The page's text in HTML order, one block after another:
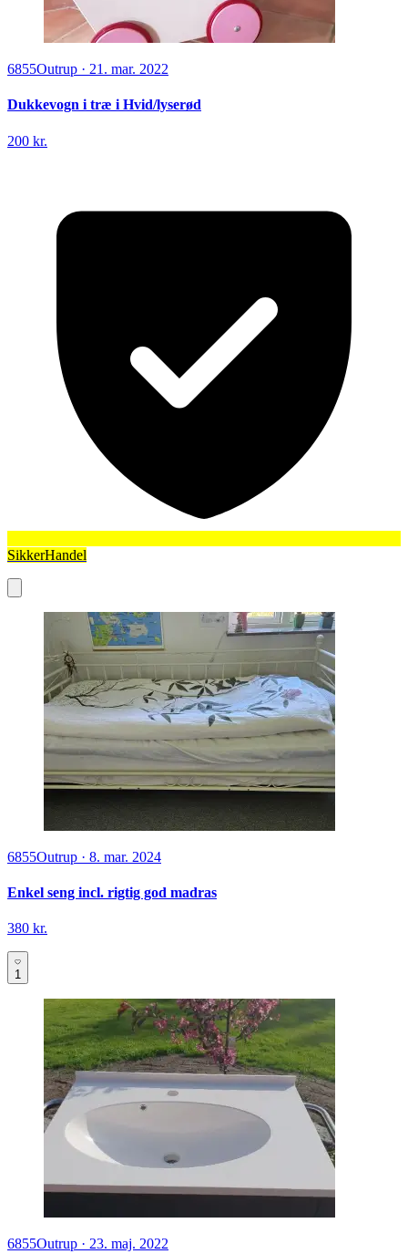
6855Outrup · 21. mar. 2022
Dukkevogn i træ i Hvid/lyserød
200 kr.
SikkerHandel
6855Outrup · 8. mar. 2024
Enkel seng incl. rigtig god madras
380 kr.
1
6855Outrup · 23. maj. 2022